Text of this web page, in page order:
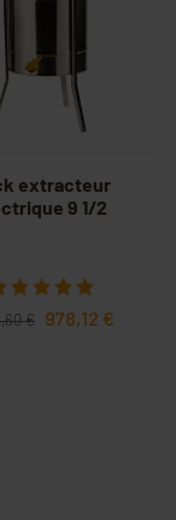
extracteur
9 1/2
€ 978,12 €